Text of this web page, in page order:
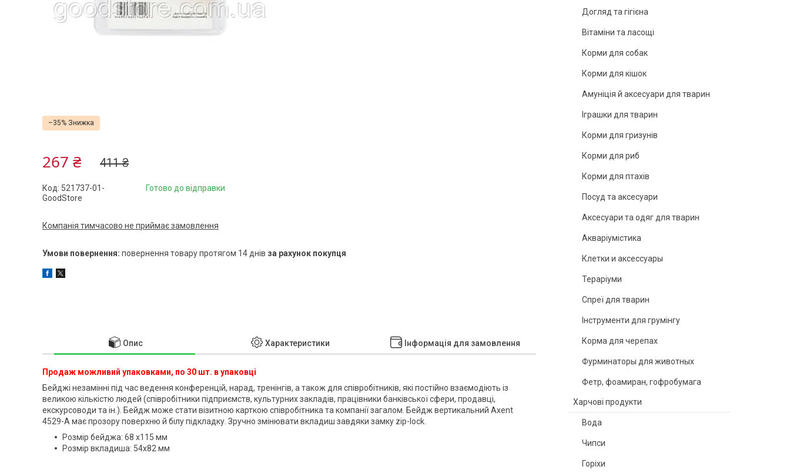
Догляд та гігієна
Вітаміни та ласощі
Корми для собак
Корми для кішок
Амуніція й аксесуари для тварин
Іграшки для тварин
Корми для гризунів
Корми для риб
Корми для птахів
Посуд та аксесуари
Аксесуари та одяг для тварин
Акваріумістика
Клетки и аксессуары
Тераріуми
Спреї для тварин
Інструменти для грумінгу
Корма для черепах
Фурминаторы для животных
Фетр, фоамиран, гофробумага
Харчові продукти
Вода
Чипси
Горіхи
–35%
411 ₴
267 ₴
Готово до відправки
Код: 521737-01-
GoodStore
Компанія тимчасово не приймає замовлення
повернення товару протягом 14 днів за рахунок покупця
Опис Характеристики Інформація для замовлення
Продаж можливий упаковками, по 30 шт. в упаковці
Бейджі незамінні під час ведення конференцій, нарад, тренінгів, а також для співробітників, які постійно взаємодіють із
великою кількістю людей (співробітники підприємств, культурних закладів, працівники банківської сфери, продавці,
екскурсоводи та ін.). Бейдж може стати візитною карткою співробітника та компанії загалом. Бейдж вертикальний Axent
4529-A має прозору поверхню й білу підкладку. Зручно змінювати вкладиш завдяки замку zip-lock.
Розмір бейджа: 68 х115 мм
Розмір вкладиша: 54х82 мм